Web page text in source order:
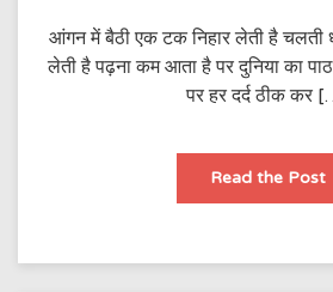
आंगन में बैठी एक टक निहार लेती है चलती
लेती है पढ़ना कम आता है पर दुनिया का
पर हर दर्द ठीक कर
Read the Post